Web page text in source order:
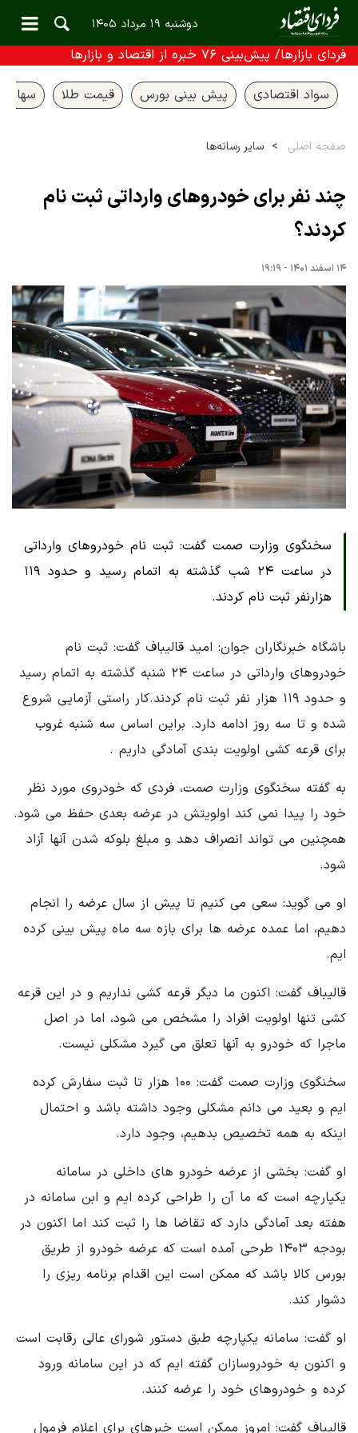
دوشنبه ۱۹ مرداد ۱۴۰۵
فردای بازارها/ پیش‌بینی ۷۶ خبره از اقتصاد و بازارها
سواد اقتصادی پیش بینی بورس قیمت طلا سهام
صفحه اصلی سایر رسانه‌ها
چند نفر برای خودروهای وارداتی ثبت نام
کردند؟
۱۴ اسفند ۱۴۰۱ - ۱۹:۱۹
سخنگوی وزارت صمت گفت: ثبت نام خودروهای وارداتی
در ساعت ۲۴ شب گذشته به اتمام رسید و حدود ۱۱۹
هزارنفر ثبت نام کردند.
باشگاه خبرنگاران جوان: امید قالیباف گفت: ثبت نام
خودروهای وارداتی در ساعت ۲۴ شنبه گذشته به اتمام رسید
و حدود ۱۱۹ هزار نفر ثبت نام کردند.کار راستی آزمایی شروع
شده و تا سه روز ادامه دارد. براین اساس سه شنبه غروب
برای قرعه کشی اولویت بندی آمادگی داریم .
به گفته سخنگوی وزارت صمت، فردی که خودروی مورد نظر
خود را پیدا نمی کند اولویتش در عرضه بعدی حفظ می شود.
همچنین می تواند انصراف دهد و مبلغ بلوکه شدن آنها آزاد
شود.
او می گوید: سعی می کنیم تا پیش از سال عرضه را انجام
دهیم، اما عمده عرضه ها برای بازه سه ماه پیش بینی کرده
ایم.
قالیباف گفت: اکنون ما دیگر قرعه کشی نداریم و در این قرعه
کشی تنها اولویت افراد را مشخص می شود، اما در اصل
ماجرا که خودرو به آنها تعلق می گیرد مشکلی نیست.
سخنگوی وزارت صمت گفت: ۱۰۰ هزار تا ثبت سفارش کرده
ایم و بعید می دانم مشکلی وجود داشته باشد و احتمال
اینکه به همه تخصیص بدهیم، وجود دارد.
او گفت: بخشی از عرضه خودرو های داخلی در سامانه
یکپارچه است که ما آن را طراحی کرده ایم و ابن سامانه در
هفته بعد آمادگی دارد که تقاضا ها را ثبت کند اما اکنون در
بودجه ۱۴۰۳ طرحی آمده است که عرضه خودرو از طریق
بورس کالا باشد که ممکن است این اقدام برنامه ریزی را
دشوار کند.
او گفت: سامانه یکپارچه طبق دستور شورای عالی رقابت است
و اکنون به خودروسازان گفته ایم که در این سامانه ورود
کرده و خودروهای خود را عرضه کنند.
قالیباف گفت: امروز ممکن است خبرهای برای اعلام فرمول